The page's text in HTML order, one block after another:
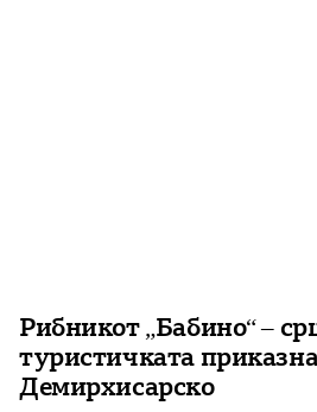
Рибникот „Бабино“ –
туристичката
Демирхисарско